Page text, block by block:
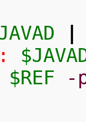
$REF
-